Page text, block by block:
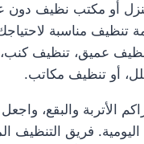
أو مكتب نظيف دون
تنظيف مناسبة
عميق، تنظيف
أو تنظيف مكاتب.
الأتربة والبقع،
فريق التنظيف